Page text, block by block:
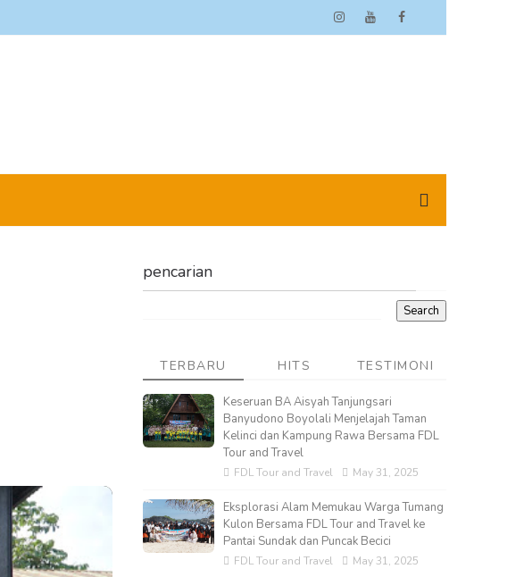
pencarian
TERBARU HITS TESTIMONI
Keseruan BA Aisyah Tanjungsari
Banyudono Boyolali Menjelajah Taman
Kelinci dan Kampung Rawa Bersama FDL
Tour and Travel
FDL Tour and Travel May 31, 2025
Eksplorasi Alam Memukau Warga Tumang
Kulon Bersama FDL Tour and Travel ke
Pantai Sundak dan Puncak Becici
FDL Tour and Travel May 31, 2025